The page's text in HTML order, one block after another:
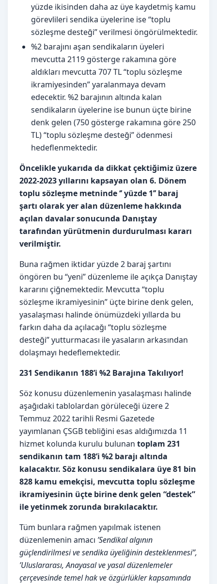
yüzde ikisinden daha az üye kaydetmiş kamu
görevlileri sendika üyelerine ise “toplu
sözleşme desteği” verilmesi öngörülmektedir.
%2 barajını aşan sendikaların üyeleri
mevcutta 2119 gösterge rakamına göre
aldıkları mevcutta 707 TL “toplu sözleşme
ikramiyesinden” yaralanmaya devam
edecektir. %2 barajının altında kalan
sendikaların üyelerine ise bunun üçte birine
denk gelen (750 gösterge rakamına göre 250
TL) “toplu sözleşme desteği” ödenmesi
hedeflenmektedir.
Öncelikle yukarıda da dikkat çektiğimiz üzere
2022-2023 yıllarını kapsayan olan 6. Dönem
toplu sözleşme metninde ‘’ yüzde 1’’ baraj
şartı olarak yer alan düzenleme hakkında
açılan davalar sonucunda Danıştay
tarafından yürütmenin durdurulması kararı
verilmiştir.
Buna rağmen iktidar yüzde 2 baraj şartını
öngören bu “yeni” düzenleme ile açıkça Danıştay
kararını çiğnemektedir. Mevcutta “toplu
sözleşme ikramiyesinin” üçte birine denk gelen,
yasalaşması halinde önümüzdeki yıllarda bu
farkın daha da açılacağı “toplu sözleşme
desteği” yutturmacası ile yasaların arkasından
dolaşmayı hedeflemektedir.
231 Sendikanın 188’i %2 Barajına Takılıyor!
Söz konusu düzenlemenin yasalaşması halinde
aşağıdaki tablolardan görüleceği üzere 2
Temmuz 2022 tarihli Resmi Gazetede
yayımlanan ÇSGB tebliğini esas aldığımızda 11
hizmet kolunda kurulu bulunan toplam 231
sendikanın tam 188’i %2 barajı altında
kalacaktır. Söz konusu sendikalara üye 81 bin
828 kamu emekçisi, mevcutta toplu sözleşme
ikramiyesinin üçte birine denk gelen “destek”
ile yetinmek zorunda bırakılacaktır.
Tüm bunlara rağmen yapılmak istenen
düzenlemenin amacı ’Sendikal algının
güçlendirilmesi ve sendika üyeliğinin desteklenmesi’’,
’Uluslararası, Anayasal ve yasal düzenlemeler
çerçevesinde temel hak ve özgürlükler kapsamında